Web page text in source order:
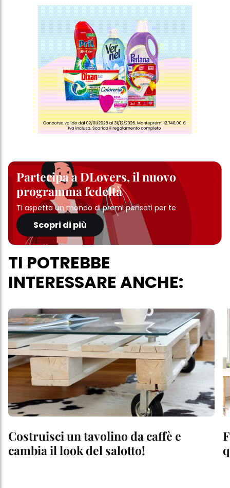
Partecipa a DLovers, il nuovo
programma fedeltà
Ti aspetta un mondo di premi pensati per te
Scopri di più
TI POTREBBE
INTERESSARE ANCHE:
Costruisci un tavolino da caffè e
cambia il look del salotto!